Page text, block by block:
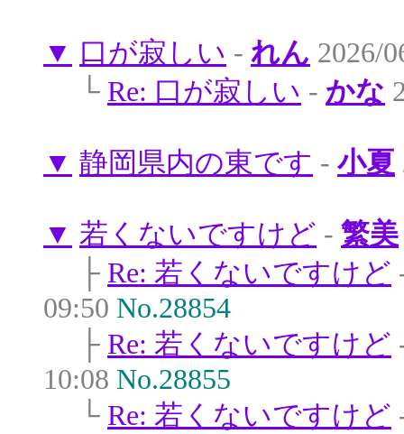
▼ 口が寂しい - れん 2026/
└ Re: 口が寂しい - かな
▼ 静岡県内の東です - 小夏
▼ 若くないですけど - 繁美
├ Re: 若くないですけど
09:50 No.28854
├ Re: 若くないですけど
10:08 No.28855
└ Re: 若くないですけど